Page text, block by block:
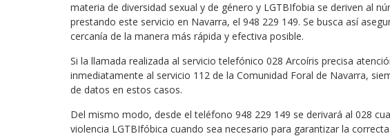
materia de diversidad sexual y de género y LGTBIfobia se deriven al
prestando este servicio en Navarra, el 948 229 149. Se busca así
cercanía de la manera más rápida y efectiva posible.
Si la llamada realizada al servicio telefónico 028 Arcoíris precisa
inmediatamente al servicio 112 de la Comunidad Foral de Navarra,
de datos en estos casos.
Del mismo modo, desde el teléfono 948 229 149 se derivará al 028
violencia LGTBIfóbica cuando sea necesario para garantizar la